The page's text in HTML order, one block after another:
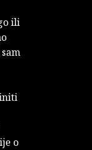
ili
o